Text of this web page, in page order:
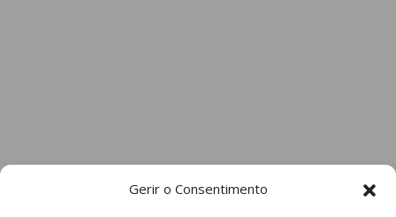
Gerir o Consentimento